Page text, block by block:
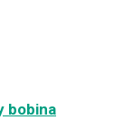
bobina